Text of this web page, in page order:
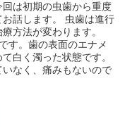
回は初期の虫歯から重度
話します。 虫歯は進行
方法が変わります。
す。歯の表面のエナメ
白く濁った状態です。
いなく、痛みもないので